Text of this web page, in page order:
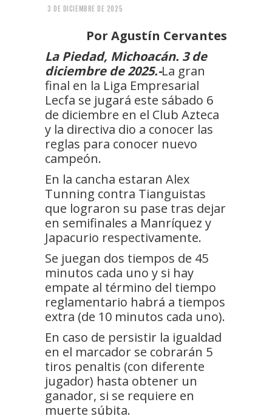
3 DE DICIEMBRE DE 2025
Por Agustín Cervantes
La Piedad, Michoacán. 3 de
diciembre de 2025.-La gran
final en la Liga Empresarial
Lecfa se jugará este sábado 6
de diciembre en el Club Azteca
y la directiva dio a conocer las
reglas para conocer nuevo
campeón.
En la cancha estaran Alex
Tunning contra Tianguistas
que lograron su pase tras dejar
en semifinales a Manríquez y
Japacurio respectivamente.
Se juegan dos tiempos de 45
minutos cada uno y si hay
empate al término del tiempo
reglamentario habrá a tiempos
extra (de 10 minutos cada uno).
En caso de persistir la igualdad
en el marcador se cobrarán 5
tiros penaltis (con diferente
jugador) hasta obtener un
ganador, si se requiere en
muerte súbita.